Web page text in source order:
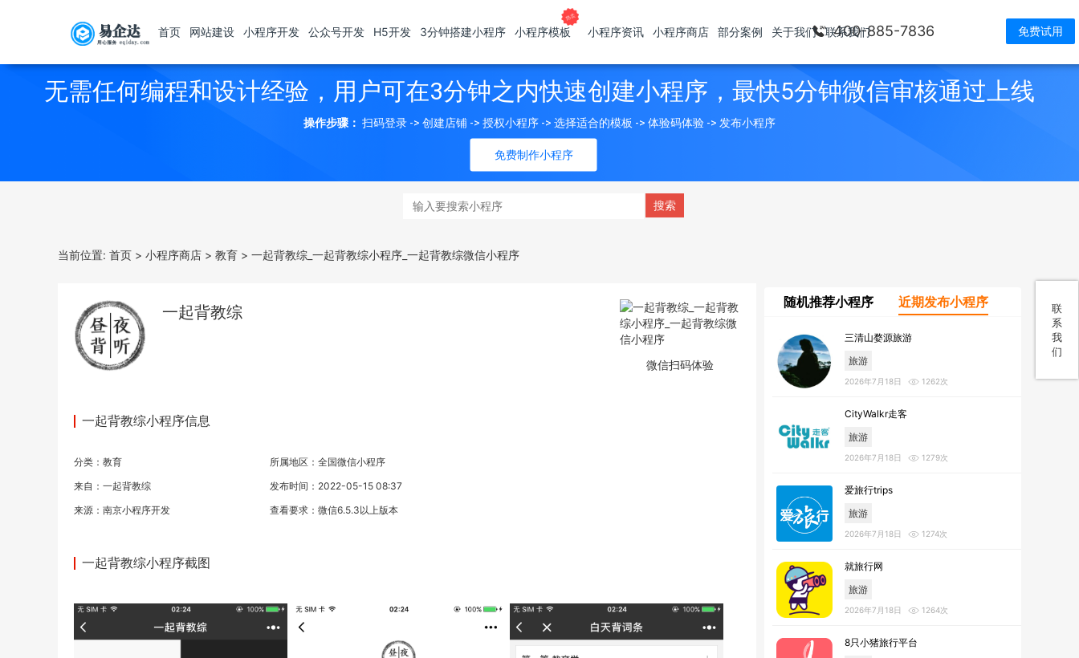
400-885-7836 免费试用
首页 网站建设 小程序开发 公众号开发 H5开发 3分钟搭建小程序 小程序模板 小程序资讯 小程序商店 部分案例 关于我们 联系我们
联
系
我
们
无需任何编程和设计经验，用户可在3分钟之内快速创建小程序，最快5分钟微信审核通过上线
免费制作小程序
操作步骤： 扫码登录 -> 创建店铺 -> 授权小程序 -> 选择适合的模板 -> 体验码体验 -> 发布小程序
当前位置: 首页 > 小程序商店 > 教育 > 一起背教综_一起背教综小程序_一起背教综微信小程序
一起背教综
一起背教综小程序信息
分类： 教育
所属地区：全国微信小程序
来自：一起背教综
发布时间：2022-05-15 08:37
来源： 南京小程序开发 查看要求：微信6.5.3以上版本
微信扫码体验
一起背教综小程序截图
随机推荐小程序 近期发布小程序
三清山婺源旅游
旅游
2026年7月18日 1262次
CityWalkr走客
旅游
2026年7月18日 1279次
爱旅行trips
旅游
2026年7月18日 1274次
就旅行网
旅游
2026年7月18日 1264次
8只小猪旅行平台